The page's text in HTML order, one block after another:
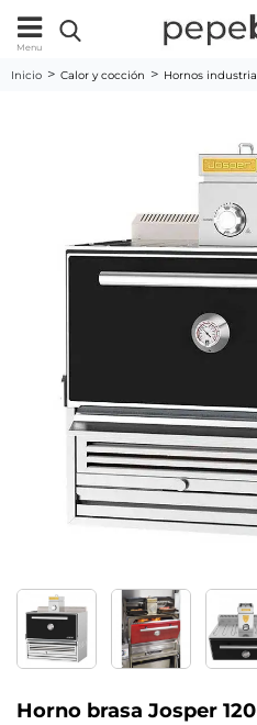
Menu
Inicio Calor y cocción Hornos
Horno brasa Josper